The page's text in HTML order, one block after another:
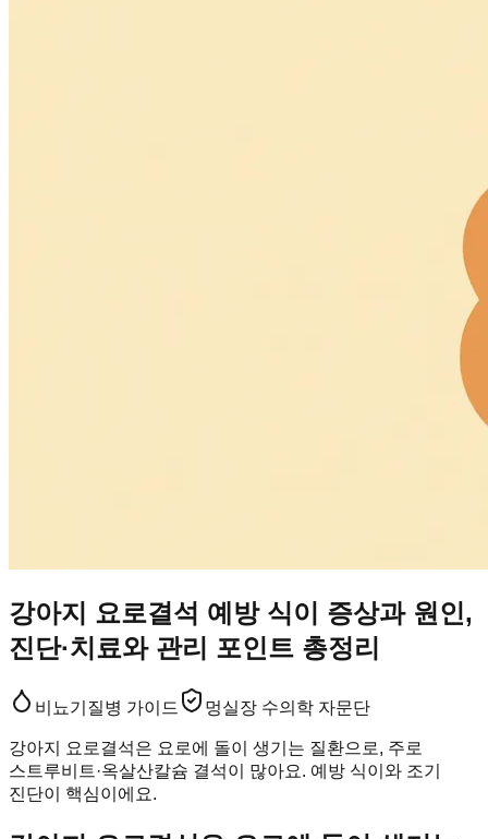
강아지 요로결석 예방 식이 증상과 원인,
진단·치료와 관리 포인트 총정리
비뇨기 질병 가이드 멍실장 수의학 자문단
강아지 요로결석은 요로에 돌이 생기는 질환으로, 주로
스트루비트·옥살산칼슘 결석이 많아요. 예방 식이와 조기
진단이 핵심이에요.